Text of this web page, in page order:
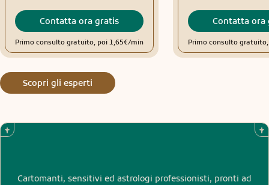
Contatta ora gratis
Primo consulto gratuito, poi 1,65€/min
Contatta ora
Primo consulto
Scopri gli esperti
Cartomanti, sensitivi ed astrologi professionisti, pronti ad